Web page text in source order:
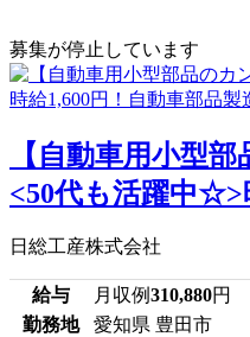
募集が停止しています
【自動車用小型
<50代も活躍中☆>
日総工産株式会社
給与 月収例310,880円
勤務地
愛知県 豊田市